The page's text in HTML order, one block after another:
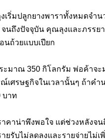
เริ่มปลูกยางพาราทั้งหมดจำน
จนถึงปัจจุบัน คุณลุงและภรรย
นถ้วยแบบเปียก
ะมาณ 350 กิโลกรัม พ่อค้าจ
ศรษฐกิจในเวลานั้นๆ ถ้าค
บาท
คาน่าพึงพอใจ แต่ช่วงหลังจ
รับไม่ลดลงและรายจ่ายไม่เ